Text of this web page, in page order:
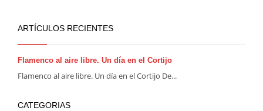
ARTÍCULOS RECIENTES
Flamenco al aire libre. Un día en el Cortijo
Flamenco al aire libre. Un día en el Cortijo De...
CATEGORIAS